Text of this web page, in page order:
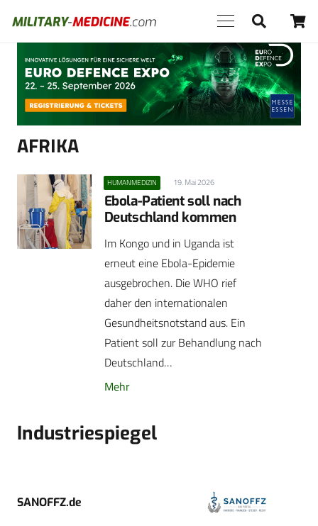
Anzeige
AFRIKA
HUMANMEDIZIN 19. Mai 2026
Ebola-Patient soll nach
Deutschland kommen
Im Kongo und in Uganda ist
erneut eine Ebola-Epidemie
ausgebrochen. Die WHO rief
daher den internationalen
Gesundheitsnotstand aus. Ein
Patient soll zur Behandlung nach
Deutschland…
Mehr
Industriespiegel
SANOFFZ.de